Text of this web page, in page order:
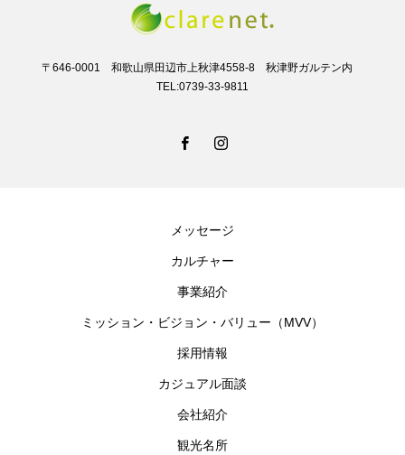
〒646-0001 和歌山県田辺市上秋津4558-8 秋津野ガルテン内
TEL:0739-33-9811
メッセージ
カルチャー
事業紹介
ミッション・ビジョン・バリュー（MVV）
採用情報
カジュアル面談
会社紹介
観光名所